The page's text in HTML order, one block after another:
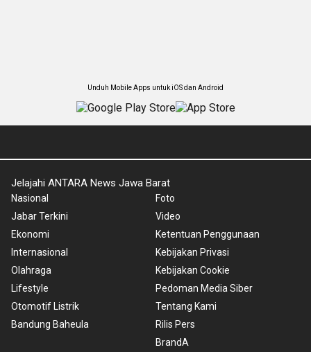
Unduh Mobile Apps untuk iOS dan Android
Jelajahi ANTARA News Jawa Barat
Nasional
Jabar Terkini
Ekonomi
Internasional
Olahraga
Lifestyle
Otomotif Listrik
Bandung Baheula
Foto
Video
Ketentuan Penggunaan
Kebijakan Privasi
Kebijakan Cookie
Pedoman Media Siber
Tentang Kami
Rilis Pers
BrandA